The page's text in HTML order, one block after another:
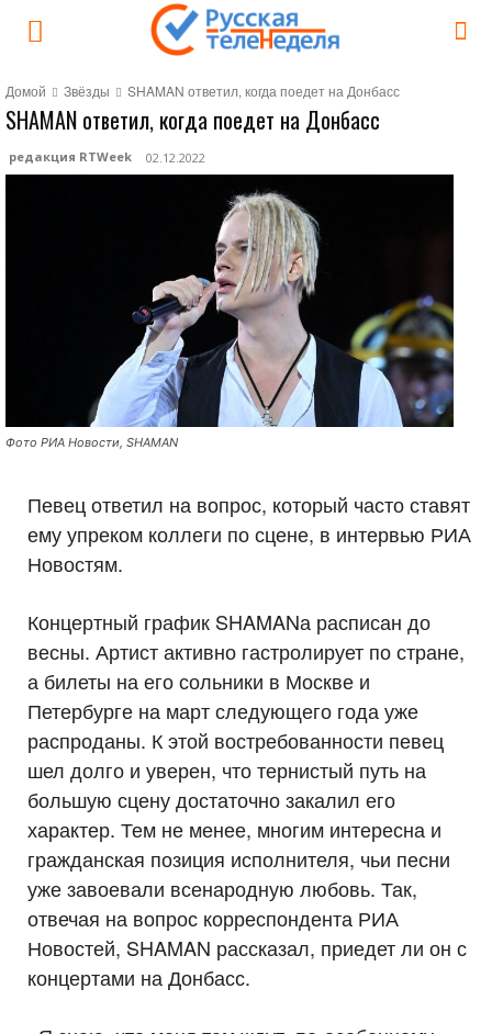
Домой Звёзды SHAMAN ответил, когда поедет на Донбасс
SHAMAN ответил, когда поедет на Донбасс
редакция RTWeek 02.12.2022
Фото РИА Новости, SHAMAN
Певец ответил на вопрос, который часто ставят
ему упреком коллеги по сцене, в интервью РИА
Новостям.
Концертный график SHAMANа расписан до
весны. Артист активно гастролирует по стране,
а билеты на его сольники в Москве и
Петербурге на март следующего года уже
распроданы. К этой востребованности певец
шел долго и уверен, что тернистый путь на
большую сцену достаточно закалил его
характер. Тем не менее, многим интересна и
гражданская позиция исполнителя, чьи песни
уже завоевали всенародную любовь. Так,
отвечая на вопрос корреспондента РИА
Новостей, SHAMAN рассказал, приедет ли он с
концертами на Донбасс.